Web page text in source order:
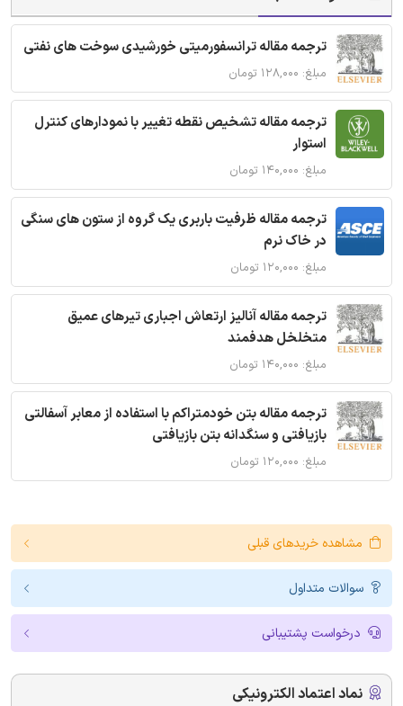
ترجمه مقاله ترانسفورمیتی خورشیدی سوخت های نفتی
مبلغ: ۱۲۸,۰۰۰ تومان
ترجمه مقاله تشخیص نقطه تغییر با نمودارهای کنترل
استوار
مبلغ: ۱۴۰,۰۰۰ تومان
ترجمه مقاله ظرفیت باربری یک گروه از ستون های سنگی
در خاک نرم
مبلغ: ۱۲۰,۰۰۰ تومان
ترجمه مقاله آنالیز ارتعاش اجباری تیرهای عمیق
متخلخل هدفمند
مبلغ: ۱۴۰,۰۰۰ تومان
ترجمه مقاله بتن خودمتراکم با استفاده از معابر آسفالتی
بازیافتی و سنگدانه بتن بازیافتی
مبلغ: ۱۲۰,۰۰۰ تومان
مشاهده خریدهای قبلی
سوالات متداول
درخواست پشتیبانی
نماد اعتماد الکترونیکی